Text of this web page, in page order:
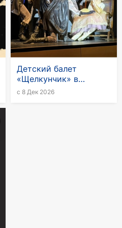
Детский балет
«Щелкунчик» в
Германии
с 8 Дек 2026